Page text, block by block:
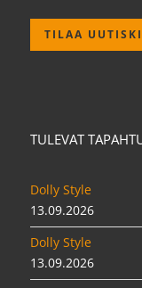
TILAA
TULEVAT
Dolly Style
13.09.2026
Dolly Style
13.09.2026